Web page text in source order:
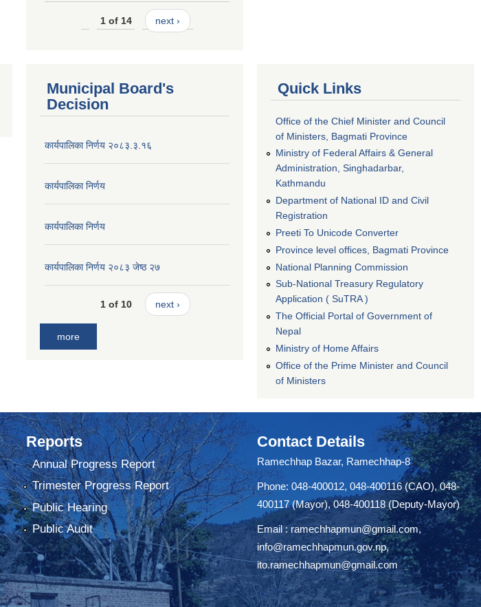
1 of 14 next ›
Municipal Board's
Decision
कार्यपालिका निर्णय २०८३.३.१६
कार्यपालिका निर्णय
कार्यपालिका निर्णय
कार्यपालिका निर्णय २०८३ जेष्ठ २७
1 of 10 next ›
more
Quick Links
Office of the Chief Minister and Council
of Ministers, Bagmati Province
Ministry of Federal Affairs & General
Administration, Singhadarbar,
Kathmandu
Department of National ID and Civil
Registration
Preeti To Unicode Converter
Province level offices, Bagmati Province
National Planning Commission
Sub-National Treasury Regulatory
Application ( SuTRA )
The Official Portal of Government of
Nepal
Ministry of Home Affairs
Office of the Prime Minister and Council
of Ministers
Reports
Annual Progress Report
Trimester Progress Report
Public Hearing
Public Audit
Contact Details
Ramechhap Bazar, Ramechhap-8
Phone: 048-400012, 048-400116 (CAO), 048-
400117 (Mayor), 048-400118 (Deputy-Mayor)
Email : ramechhapmun@gmail.com,
info@ramechhapmun.gov.np,
ito.ramechhapmun@gmail.com